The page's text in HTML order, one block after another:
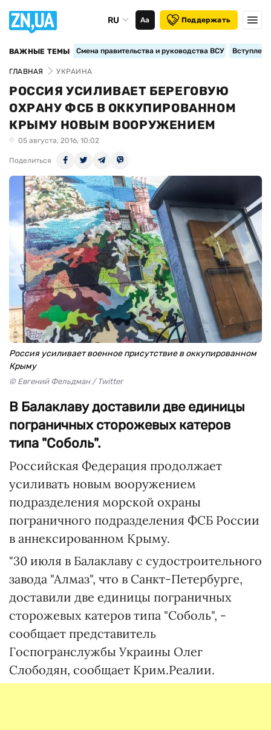
RU Аа Поддержать
ВАЖНЫЕ ТЕМЫ Смена правительства и руководства ВСУ
ГЛАВНАЯ УКРАИНА
РОССИЯ УСИЛИВАЕТ БЕРЕГОВУЮ
ОХРАНУ ФСБ В ОККУПИРОВАННОМ
КРЫМУ НОВЫМ ВООРУЖЕНИЕМ
05 августа, 2016, 10:02
Поделиться
Россия усиливает военное присутствие в оккупированном
Крыму
© Евгений Фельдман / Twitter
В Балаклаву доставили две единицы
пограничных сторожевых катеров
типа "Соболь".
Российская Федерация продолжает
усиливать новым вооружением
подразделения морской охраны
пограничного подразделения ФСБ России
в аннексированном Крыму.
"30 июля в Балаклаву с судостроительного
завода "Алмаз", что в Санкт-Петербурге,
доставили две единицы пограничных
сторожевых катеров типа "Соболь", -
сообщает представитель
Госпогранслужбы Украины Олег
Слободян, сообщает Крим.Реалии.